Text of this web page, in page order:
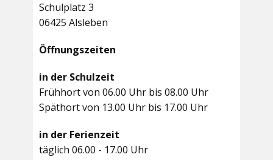
Schulplatz 3
06425 Alsleben
Öffnungszeiten
in der Schulzeit
Frühhort von 06.00 Uhr bis 08.00 Uhr
Späthort von 13.00 Uhr bis 17.00 Uhr
in der Ferienzeit
täglich 06.00 - 17.00 Uhr